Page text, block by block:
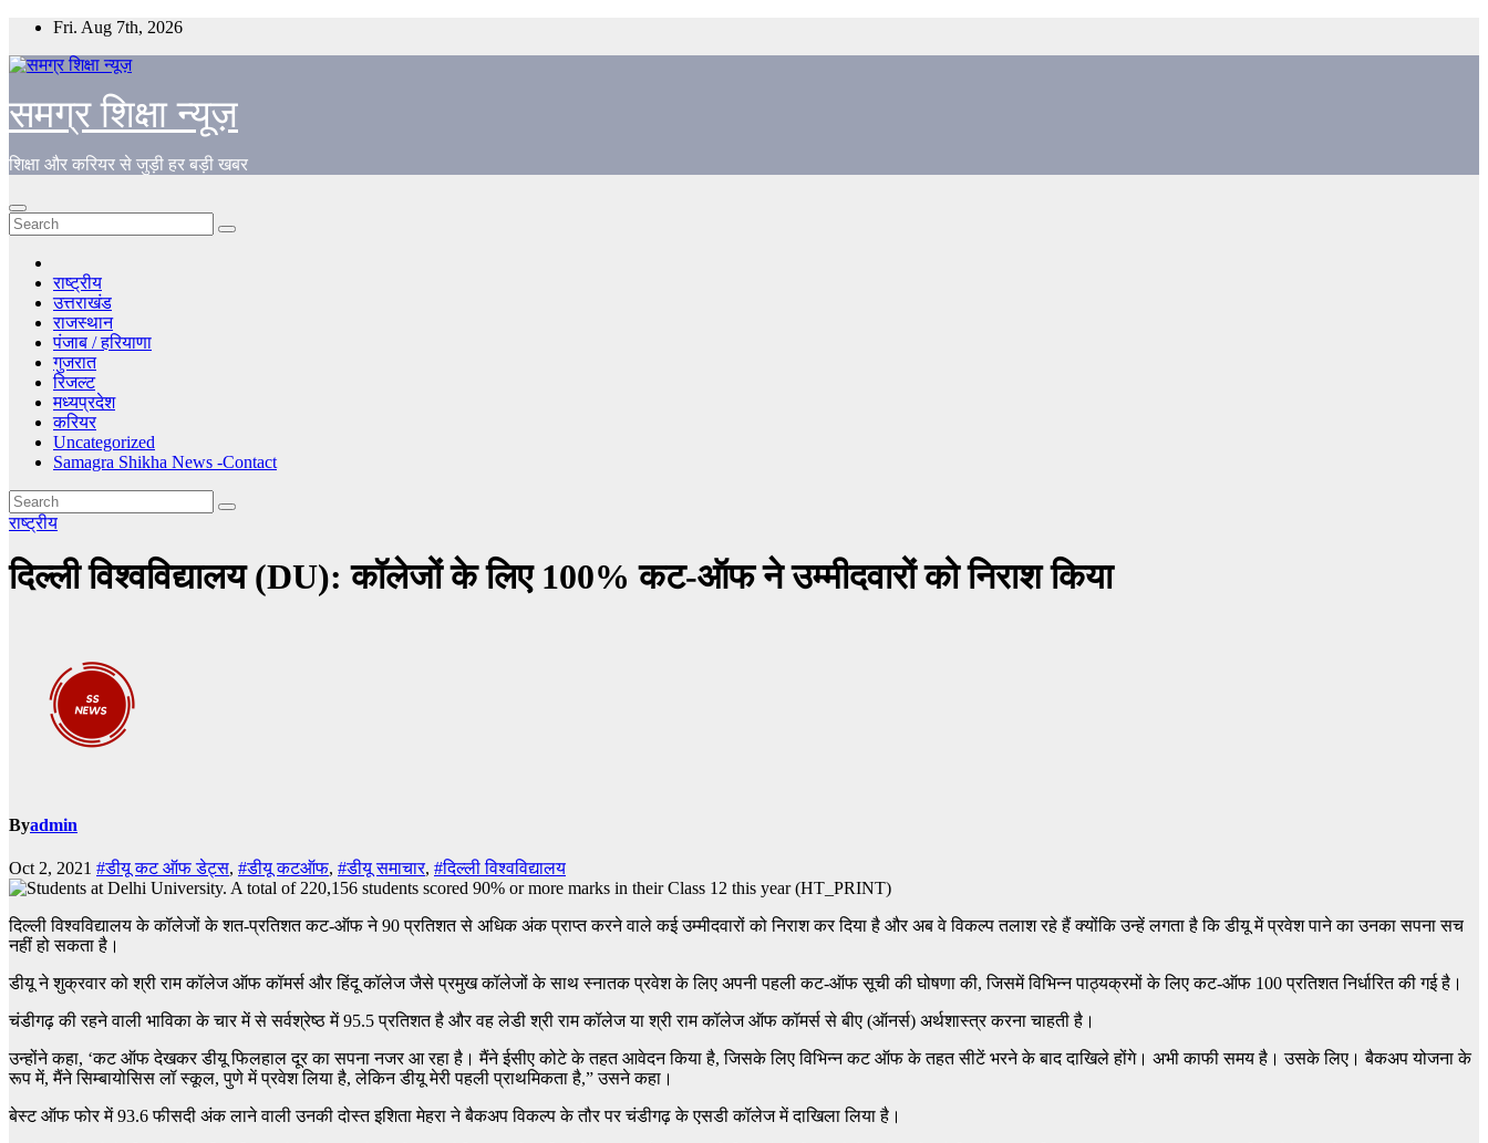
Skip
content
Fri. Aug 7th, 2026
समग्र शिक्षा न्यूज़
शिक्षा और करियर से जुड़ी हर बड़ी खबर
राष्ट्रीय
उत्तराखंड
राजस्थान
पंजाब / हरियाणा
गुजरात
रिजल्ट
मध्यप्रदेश
करियर
Uncategorized
Samagra Shikha News -Contact
राष्ट्रीय
दिल्ली विश्वविद्यालय (DU): कॉलेजों के लिए 100% कट-ऑफ ने उम्मीदवारों को निराश किया
Byadmin
Oct 2, 2021 #डीयू कट ऑफ डेट्स, #डीयू कटऑफ, #डीयू समाचार, #दिल्ली विश्वविद्यालय
दिल्ली विश्वविद्यालय के कॉलेजों के शत-प्रतिशत कट-ऑफ ने 90 प्रतिशत से अधिक अंक प्राप्त करने वाले कई उम्मीदवारों को निराश कर दिया है और अब वे विकल्प तलाश रहे हैं क्योंकि उन्हें लगता है कि डीयू में प्रवेश पाने का उनका सपना सच
नहीं हो सकता है।
डीयू ने शुक्रवार को श्री राम कॉलेज ऑफ कॉमर्स और हिंदू कॉलेज जैसे प्रमुख कॉलेजों के साथ स्नातक प्रवेश के लिए अपनी पहली कट-ऑफ सूची की घोषणा की, जिसमें विभिन्न पाठ्यक्रमों के लिए कट-ऑफ 100 प्रतिशत निर्धारित की गई है।
चंडीगढ़ की रहने वाली भाविका के चार में से सर्वश्रेष्ठ में 95.5 प्रतिशत है और वह लेडी श्री राम कॉलेज या श्री राम कॉलेज ऑफ कॉमर्स से बीए (ऑनर्स) अर्थशास्त्र करना चाहती है।
उन्होंने कहा, ‘कट ऑफ देखकर डीयू फिलहाल दूर का सपना नजर आ रहा है। मैंने ईसीए कोटे के तहत आवेदन किया है, जिसके लिए विभिन्न कट ऑफ के तहत सीटें भरने के बाद दाखिले होंगे। अभी काफी समय है। उसके लिए। बैकअप योजना के
रूप में, मैंने सिम्बायोसिस लॉ स्कूल, पुणे में प्रवेश लिया है, लेकिन डीयू मेरी पहली प्राथमिकता है,” उसने कहा।
बेस्ट ऑफ फोर में 93.6 फीसदी अंक लाने वाली उनकी दोस्त इशिता मेहरा ने बैकअप विकल्प के तौर पर चंडीगढ़ के एसडी कॉलेज में दाखिला लिया है।